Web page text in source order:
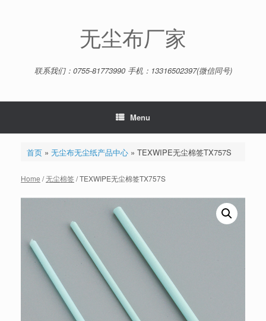
无尘布厂家
联系我们：0755-81773990 手机：13316502397(微信同号)
Menu
首页» 无尘布无尘纸产品中心» TEXWIPE无尘棉签TX757S
Home /无尘棉签/ TEXWIPE无尘棉签TX757S